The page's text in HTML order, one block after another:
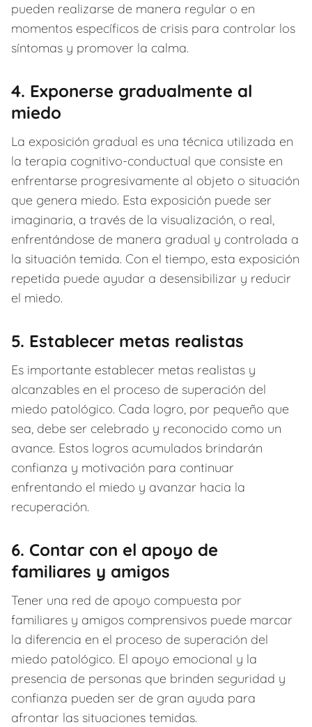
pueden realizarse de manera regular o en
momentos específicos de crisis para controlar los
síntomas y promover la calma.
4. Exponerse gradualmente al
miedo
La exposición gradual es una técnica utilizada en
la terapia cognitivo-conductual que consiste en
enfrentarse progresivamente al objeto o situación
que genera miedo. Esta exposición puede ser
imaginaria, a través de la visualización, o real,
enfrentándose de manera gradual y controlada a
la situación temida. Con el tiempo, esta exposición
repetida puede ayudar a desensibilizar y reducir
el miedo.
5. Establecer metas realistas
Es importante establecer metas realistas y
alcanzables en el proceso de superación del
miedo patológico. Cada logro, por pequeño que
sea, debe ser celebrado y reconocido como un
avance. Estos logros acumulados brindarán
confianza y motivación para continuar
enfrentando el miedo y avanzar hacia la
recuperación.
6. Contar con el apoyo de
familiares y amigos
Tener una red de apoyo compuesta por
familiares y amigos comprensivos puede marcar
la diferencia en el proceso de superación del
miedo patológico. El apoyo emocional y la
presencia de personas que brinden seguridad y
confianza pueden ser de gran ayuda para
afrontar las situaciones temidas.